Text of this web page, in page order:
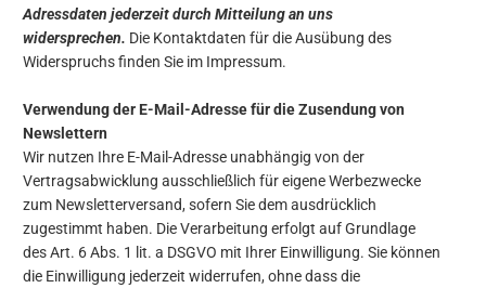
Adressdaten jederzeit durch Mitteilung an uns
widersprechen. Die Kontaktdaten für die Ausübung des
Widerspruchs finden Sie im Impressum.
Verwendung der E-Mail-Adresse für die Zusendung von
Newslettern
Wir nutzen Ihre E-Mail-Adresse unabhängig von der
Vertragsabwicklung ausschließlich für eigene Werbezwecke
zum Newsletterversand, sofern Sie dem ausdrücklich
zugestimmt haben. Die Verarbeitung erfolgt auf Grundlage
des Art. 6 Abs. 1 lit. a DSGVO mit Ihrer Einwilligung. Sie können
die Einwilligung jederzeit widerrufen, ohne dass die